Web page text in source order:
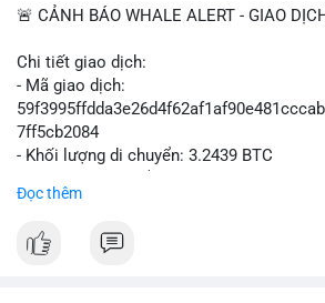
📰 Nguồn: Cointelegraph
🚨 CẢNH BÁO WHALE ALERT - GIAO
Chi tiết giao dịch:
- Mã giao dịch:
7ff5cb2084
- Khối lượng di chuyển: 3.2439 BTC
USD)
Đọc thêm